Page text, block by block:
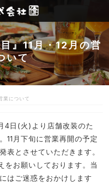
』11月・12月の営
いて
業について
4日(火)より店舗改装のた
11月下旬に営業再開の予定
表とさせていただきます。
をお願いしております。当
はご迷惑をおかけします